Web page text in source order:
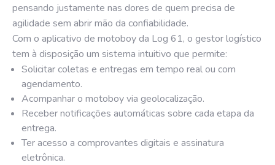
pensando justamente nas dores de quem precisa de
agilidade sem abrir mão da confiabilidade.
Com o aplicativo de motoboy da Log 61, o gestor logístico
tem à disposição um sistema intuitivo que permite:
Solicitar coletas e entregas em tempo real ou com
agendamento.
Acompanhar o motoboy via geolocalização.
Receber notificações automáticas sobre cada etapa da
entrega.
Ter acesso a comprovantes digitais e assinatura
eletrônica.